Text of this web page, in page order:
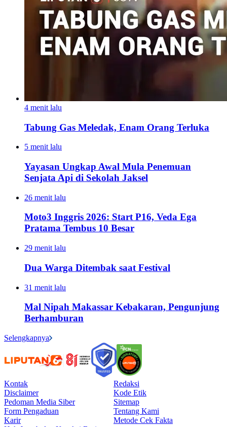
4 menit lalu
Tabung Gas Meledak, Enam Orang Terluka
5 menit lalu
Yayasan Ungkap Awal Mula Penemuan
Senjata Api di Sekolah Jaksel
26 menit lalu
Moto3 Inggris 2026: Start P16, Veda Ega
Pratama Tembus 10 Besar
29 menit lalu
Dua Warga Ditembak saat Festival
31 menit lalu
Mal Nipah Makassar Kebakaran, Pengunjung
Berhamburan
Selengkapnya
Kontak
Redaksi
Disclaimer
Kode Etik
Pedoman Media Siber
Sitemap
Form Pengaduan
Tentang Kami
Karir
Metode Cek Fakta